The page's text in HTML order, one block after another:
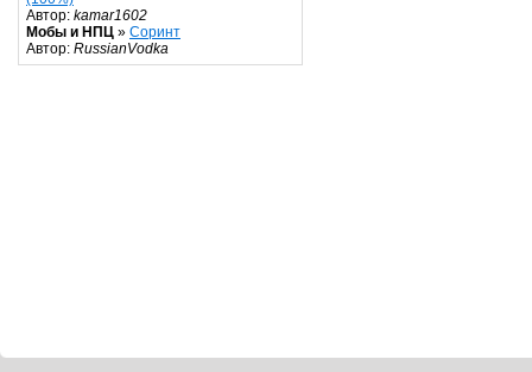
Автор: kamar1602
Мобы и НПЦ » Соринт
Автор: RussianVodka